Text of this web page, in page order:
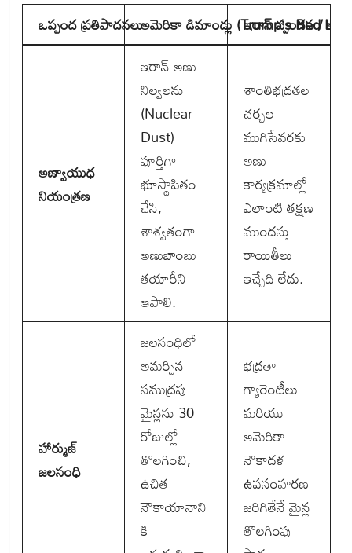
ఒప్పంద ప్రతిపాదనలుఅమెరికా డిమాండ్లు (Trump’s Red
ఇరాన్ స్పందన /
అణ్వాయుధ
నియంత్రణ
ఇరాన్ అణు
నిల్వలను
(Nuclear
Dust)
పూర్తిగా
భూస్థాపితం
చేసి,
శాశ్వతంగా
అణుబాంబు
తయారీని
ఆపాలి.
శాంతిభద్రతల
చర్చల
ముగిసేవరకు
అణు
కార్యక్రమాల్లో
ఎలాంటి తక్షణ
ముందస్తు
రాయితీలు
ఇచ్చేది లేదు.
హార్ముజ్
జలసంధి
జలసంధిలో
అమర్చిన
సముద్రపు
మైన్లను 30
రోజుల్లో
తొలగించి,
ఉచిత
నౌకాయానాని
కి
భద్రతా
గ్యారెంటీలు
మరియు
అమెరికా
నౌకాదళ
ఉపసంహరణ
జరిగితేనే మైన్ల
తొలగింపు